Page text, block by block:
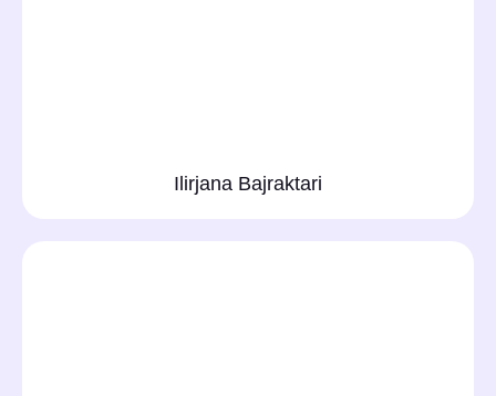
Ilirjana Bajraktari